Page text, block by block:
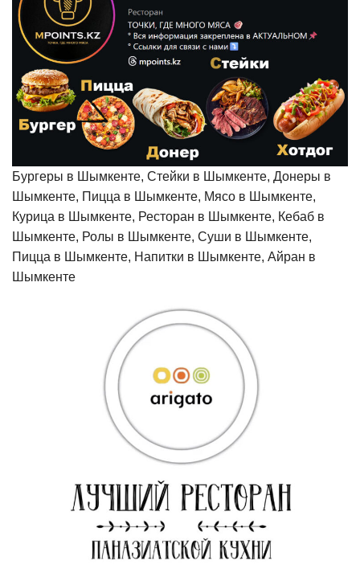
Бургеры в Шымкенте, Стейки в Шымкенте, Донеры в
Шымкенте, Пицца в Шымкенте, Мясо в Шымкенте,
Курица в Шымкенте, Ресторан в Шымкенте, Кебаб в
Шымкенте, Ролы в Шымкенте, Суши в Шымкенте,
Пицца в Шымкенте, Напитки в Шымкенте, Айран в
Шымкенте